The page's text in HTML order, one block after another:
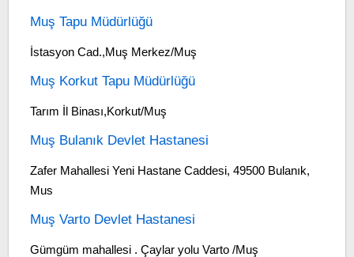
Muş Tapu Müdürlüğü
İstasyon Cad.,Muş Merkez/Muş
Muş Korkut Tapu Müdürlüğü
Tarım İl Binası,Korkut/Muş
Muş Bulanık Devlet Hastanesi
Zafer Mahallesi Yeni Hastane Caddesi, 49500 Bulanık,
Mus
Muş Varto Devlet Hastanesi
Gümgüm mahallesi . Çaylar yolu Varto /Muş